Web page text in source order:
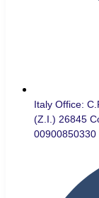
Italy Office:
(Z.I.) 26845
00900850330